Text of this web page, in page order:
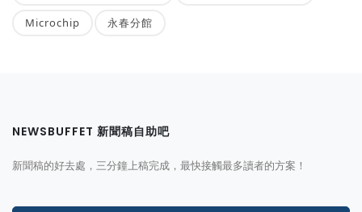
Microchip 永春分館
NEWSBUFFET 新聞稿自助吧
新聞稿的好去處，三分鐘上稿完成，最快接觸最多讀者的方案！